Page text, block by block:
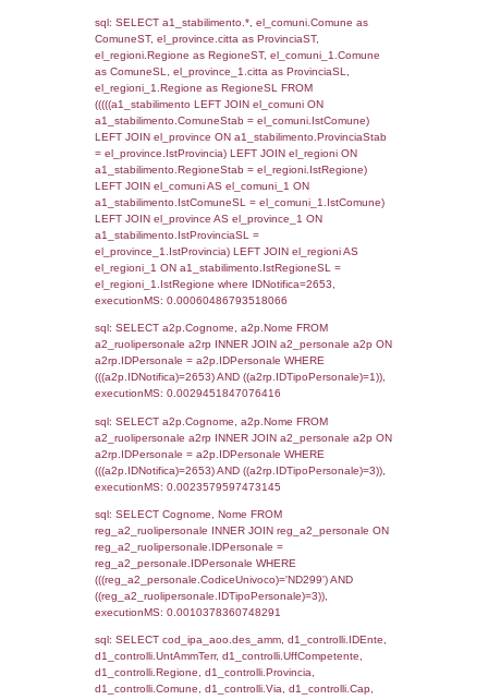
INCIDENTALI CON IMPATTO
STABILIMENTO
Indietro
Debug
sql: SELECT COUNT(*) FROM `userlevels`
`userlevelid` = -2, executionMS:
sql: SELECT `userlevelid`, `userlevelname`
`userlevels`, executionMS:
sql: SELECT COUNT(*) FROM
WHERE `userlevelid` = -2, executionMS:
0.00022101402282715
sql: SELECT `tablename`, `userlevelid`,
`userlevelpermissions` WHERE `userlevelid`
executionMS: 0.00093197822570801
sql: SELECT a1.RagioneSociale,
localita, el_prov.citta AS provincia,
DATE(n.DataInvioNotifica) as
n.FileNotificaZip, n.DataFileNotificaZip
LEFT JOIN infostabilimento i ON
n.CodiceUnivoco LEFT JOIN